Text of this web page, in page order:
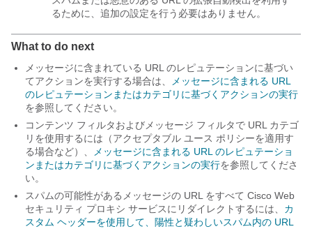
るために、追加の設定を行う必要はありません。
What to do next
メッセージに含まれている URL のレピュテーションに基づい
てアクションを実行する場合は、
メッセージに含まれる URL
のレピュテーションまたはカテゴリに基づくアクションの実行
を参照してください。
コンテンツ フィルタおよびメッセージ フィルタで URL カテゴ
リを使用するには（アクセプタブル ユース ポリシーを適用す
る場合など）、
メッセージに含まれる URL のレピュテーショ
ンまたはカテゴリに基づくアクションの実行を参照してくださ
い。
スパムの可能性があるメッセージの URL をすべて Cisco Web
セキュリティ プロキシ サービスにリダイレクトするには、 カ
スタム ヘッダーを使用して、陽性と疑わしいスパム内の URL